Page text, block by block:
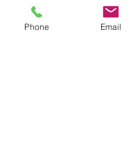
Phone Email